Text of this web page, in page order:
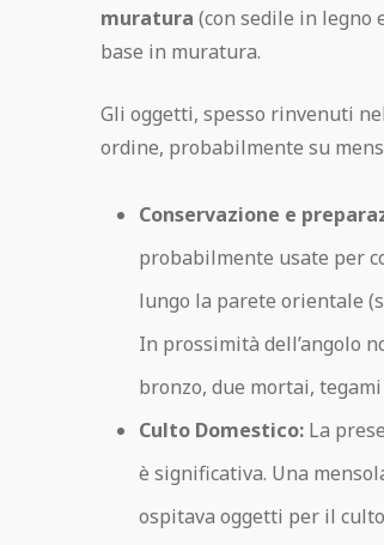
muratura (con sedile in legno
base in muratura.
Gli oggetti, spesso rinvenuti
ordine, probabilmente su
Conservazione e
probabilmente usate per
lungo la parete orientale
In prossimità dell’angolo
bronzo, due mortai,
Culto Domestico: La
è significativa. Una
ospitava oggetti per il